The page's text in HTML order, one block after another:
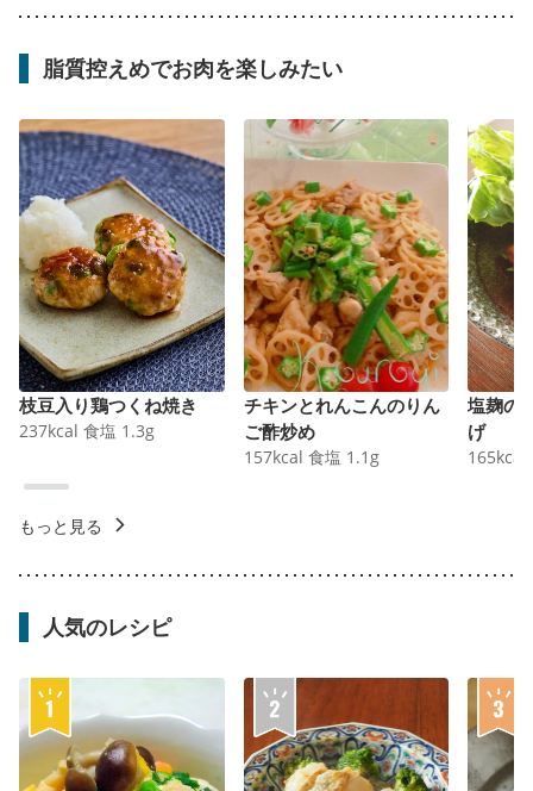
脂質控えめでお肉を楽しみたい
枝豆入り鶏つくね焼き
237kcal 食塩 1.3g
チキンとれんこんのりん
ご酢炒め
157kcal 食塩 1.1 g
塩麹の
げ
165kcal
もっと見る
人気のレシピ